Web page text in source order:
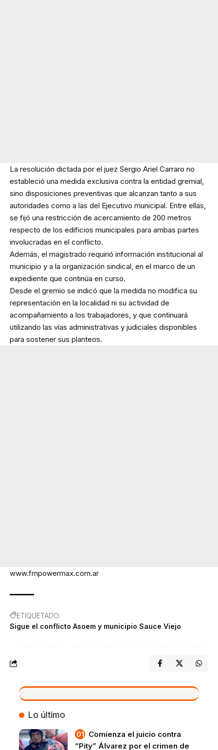
La resolución dictada por el juez Sergio Ariel Carraro no
estableció una medida exclusiva contra la entidad gremial,
sino disposiciones preventivas que alcanzan tanto a sus
autoridades como a las del Ejecutivo municipal. Entre ellas,
se fijó una restricción de acercamiento de 200 metros
respecto de los edificios municipales para ambas partes
involucradas en el conflicto.
Además, el magistrado requirió información institucional al
municipio y a la organización sindical, en el marco de un
expediente que continúa en curso.
Desde el gremio se indicó que la medida no modifica su
representación en la localidad ni su actividad de
acompañamiento a los trabajadores, y que continuará
utilizando las vías administrativas y judiciales disponibles
para sostener sus planteos.
www.fmpowermax.com.ar
ETIQUETADO:
Sigue el conflicto Asoem y municipio Sauce Viejo
VIVO
Lo último
Comienza el juicio contra
“Pity” Álvarez por el crimen de